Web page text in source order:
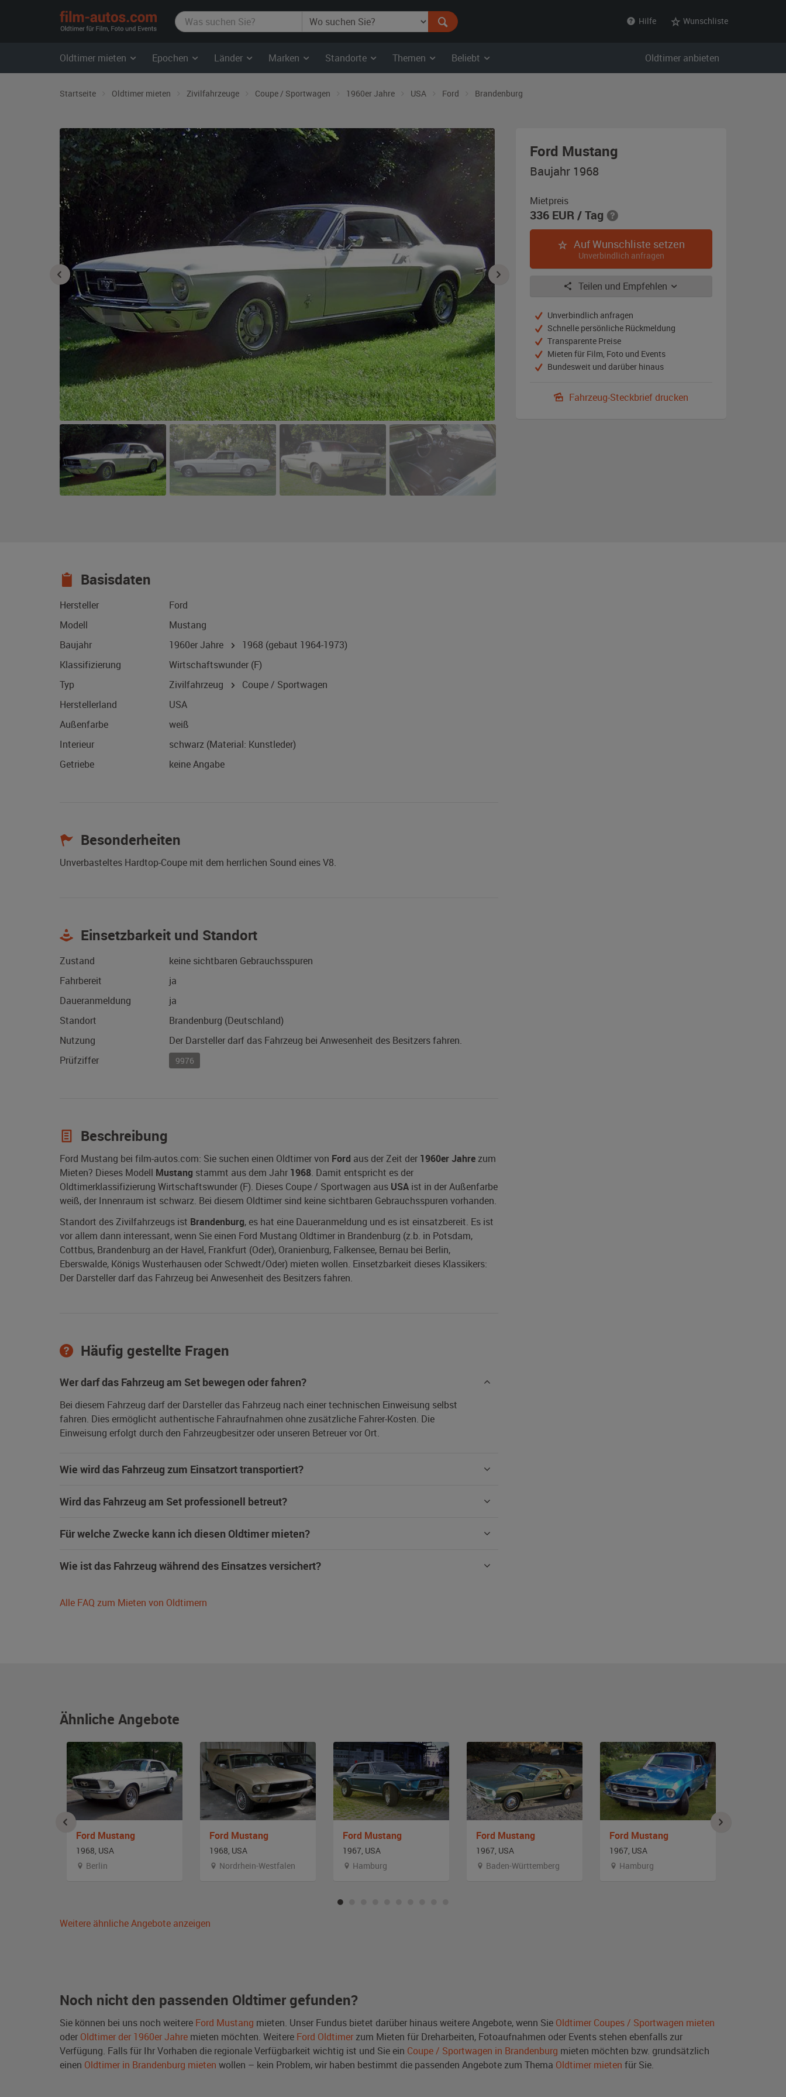
film-
autos.com
Hilfe Wunschliste
Oldtimer mieten Epochen Länder Marken Standorte Themen Beliebt Oldtimer anbieten
Startseite Oldtimer mieten Zivilfahrzeuge Coupe / Sportwagen 1960er Jahre USA Ford Brandenburg
Ford Mustang
Baujahr 1968
Mietpreis
336 EUR/ Tag
Auf Wunschliste setzen
Unverbindlich anfragen
Teilen und Empfehlen
Unverbindlich anfragen
Schnelle persönliche Rückmeldung
Transparente Preise
Mieten für Film, Foto und Events
Bundesweit und darüber hinaus
Fahrzeug-Steckbrief drucken
Basisdaten
Hersteller
Ford
Modell
Mustang
Baujahr
1960er Jahre 1968 (gebaut 1964-1973)
Klassifizierung
Wirtschaftswunder (F)
Typ
Zivilfahrzeug
Coupe / Sportwagen
Herstellerland
USA
Außenfarbe
weiß
Interieur
schwarz (Material: Kunstleder)
Getriebe
keine Angabe
Besonderheiten
Unverbasteltes Hardtop-Coupe mit dem herrlichen Sound eines V8.
Einsetzbarkeit und Standort
Zustand
keine sichtbaren Gebrauchsspuren
Fahrbereit
ja
Daueranmeldung
ja
Standort
Brandenburg (Deutschland)
Nutzung
Der Darsteller darf das Fahrzeug bei Anwesenheit des Besitzers fahren.
Prüfziffer
9976
Beschreibung
Ford Mustang bei film-autos.com: Sie suchen einen Oldtimer von Ford aus der Zeit der 1960er Jahrezum
Mieten? Dieses Modell Mustang stammt aus dem Jahr 1968. Damit entspricht es der
Oldtimerklassifizierung Wirtschaftswunder (F). Dieses Coupe / Sportwagen aus USA ist in der Außenfarbe
weiß, der Innenraum ist schwarz. Bei diesem Oldtimer sind keine sichtbaren Gebrauchsspuren vorhanden.
Standort des Zivilfahrzeugs ist Brandenburg, es hat eine Daueranmeldung und es ist einsatzbereit. Es ist
vor allem dann interessant, wenn Sie einen Ford Mustang Oldtimer in Brandenburg (z.b. in Potsdam,
Cottbus, Brandenburg an der Havel, Frankfurt (Oder), Oranienburg, Falkensee, Bernau bei Berlin,
Eberswalde, Königs Wusterhausen oder Schwedt/Oder) mieten wollen. Einsetzbarkeit dieses Klassikers:
Der Darsteller darf das Fahrzeug bei Anwesenheit des Besitzers fahren.
Häufig gestellte Fragen
Wer darf das Fahrzeug am Set bewegen oder fahren?
Bei diesem Fahrzeug darf der Darsteller das Fahrzeug nach einer technischen Einweisung selbst
fahren. Dies ermöglicht authentische Fahraufnahmen ohne zusätzliche Fahrer-Kosten. Die
Einweisung erfolgt durch den Fahrzeugbesitzer oder unseren Betreuer vor Ort.
Wie wird das Fahrzeug zum Einsatzort transportiert?
Wird das Fahrzeug am Set professionell betreut?
Für welche Zwecke kann ich diesen Oldtimer mieten?
Wie ist das Fahrzeug während des Einsatzes versichert?
Alle FAQ zum Mieten von Oldtimern
Ähnliche Angebote
Ford Mustang
1968, USA
Berlin
Ford Mustang
1968, USA
Nordrhein-Westfalen
Ford Mustang
1967, USA
Hamburg
Ford Mustang
1967, USA
Baden-Württemberg
Ford Mustang
1967, USA
Hamburg
Weitere ähnliche Angebote anzeigen
Noch nicht den passenden Oldtimer gefunden?
Sie können bei uns noch weitere Ford Mustang mieten. Unser Fundus bietet darüber hinaus weitere Angebote, wenn Sie Oldtimer Coupes / Sportwagen mieten
oder Oldtimer der 1960er Jahre mieten möchten. Weitere Ford Oldtimer zum Mieten für Dreharbeiten, Fotoaufnahmen oder Events stehen ebenfalls zur
Verfügung. Falls für Ihr Vorhaben die regionale Verfügbarkeit wichtig ist und Sie ein Coupe / Sportwagen in Brandenburg mieten möchten bzw. grundsätzlich
einen Oldtimer in Brandenburg mieten wollen – kein Problem, wir haben bestimmt die passenden Angebote zum Thema Oldtimer mieten für Sie.